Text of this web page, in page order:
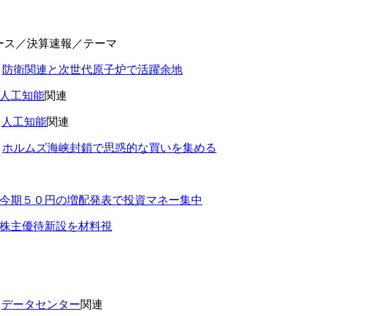
決算速報／テーマ
防衛関連と次世代原子炉で活躍余地
人工知能関連
人工知能関連
ホルムズ海峡封鎖で思惑的な買いを集める
今期５０円の増配発表で投資マネー集中
株主優待新設を材料視
データセンター関連